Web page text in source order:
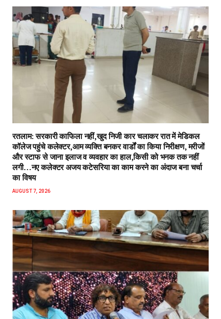
रतलाम: सरकारी काफिला नहीं,खुद निजी कार चलाकर रात में मेडिकल
कॉलेज पहुंचे कलेक्टर,आम व्यक्ति बनकर वार्डों का किया निरीक्षण, मरीजों
और स्टाफ से जाना इलाज व व्यवहार का हाल,किसी को भनक तक नहीं
लगी…नए कलेक्टर अजय कटेसरिया का काम करने का अंदाज बना चर्चा
का विषय
AUGUST 7, 2026